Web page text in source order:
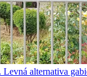
alternativa